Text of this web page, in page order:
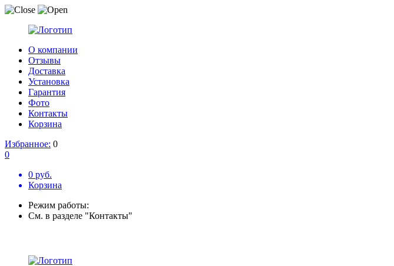
О компании
Отзывы
Доставка
Установка
Гарантия
Фото
Контакты
Корзина
Избранное: 0
0
0 руб.
Корзина
Режим работы:
См. в разделе "Контакты"